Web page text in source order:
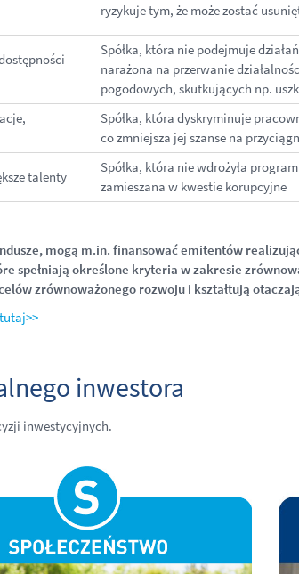
ryzykuje tym, że może zostać
Spółka, która nie podejmuje
narażona na przerwanie
pogodowych, skutkujących np.
Spółka, która dyskryminuje
co zmniejsza jej szanse na
talenty
Spółka, która nie wdrożyła
zamieszana w kwestie korupcyjne
mogą m.in. finansować emitentów
spełniają określone kryteria wzakresie
zrównoważonego rozwoju i kształtują
tutaj>>
inwestora
inwestycyjnych.